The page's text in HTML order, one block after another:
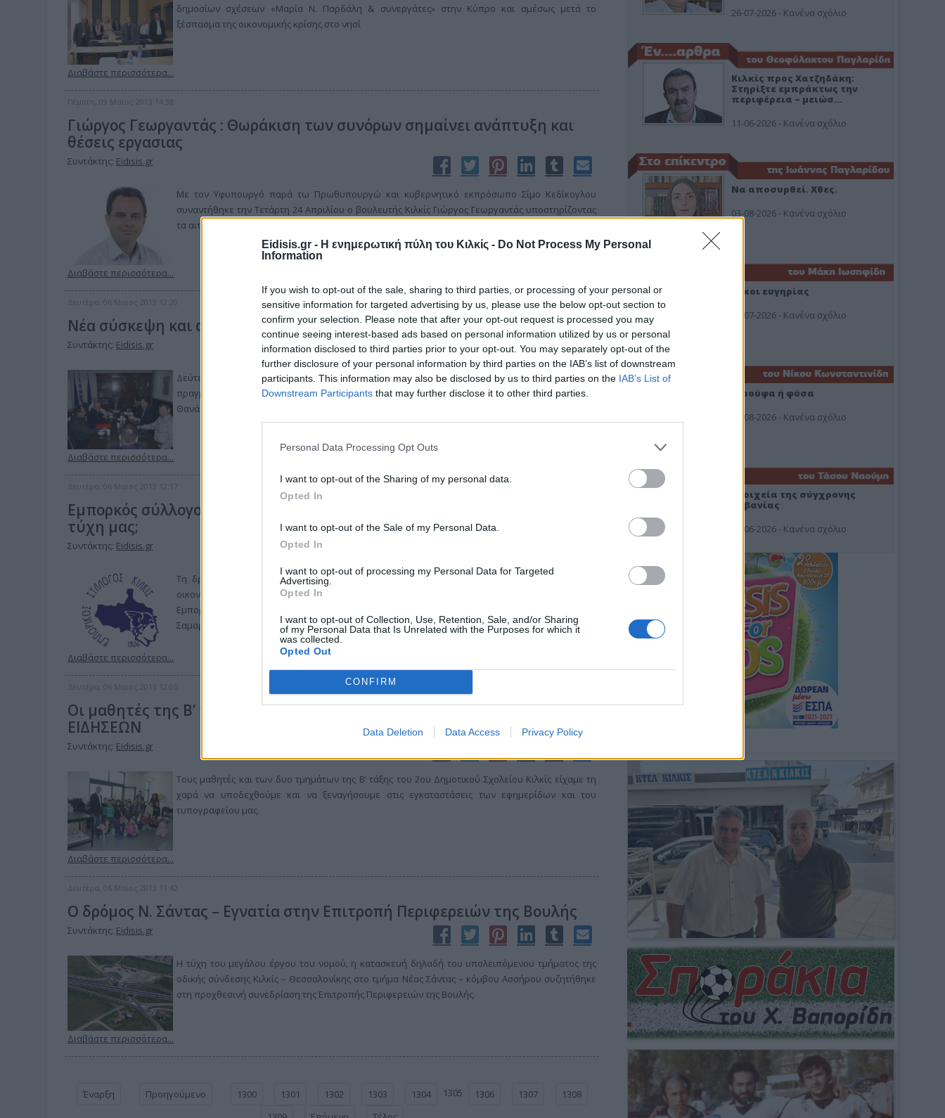
Eidisis.gr - Η ενημερωτική πύλη του Κιλκίς - Do Not Process My Personal
Information
If you wish to opt-out of the sale, sharing to third parties, or processing of your personal or
sensitive information for targeted advertising by us, please use the below opt-out section to
confirm your selection. Please note that after your opt-out request is processed you may
continue seeing interest-based ads based on personal information utilized by us or personal
information disclosed to third parties prior to your opt-out. You may separately opt-out of the
further disclosure of your personal information by third parties on the IAB’s list of downstream
participants. This information may also be disclosed by us to third parties on the IAB’s List of
Downstream Participants that may further disclose it to other third parties.
Personal Data Processing Opt Outs
I want to opt-out of the Sharing of my personal data.
Opted In
I want to opt-out of the Sale of my Personal Data.
Opted In
I want to opt-out of processing my Personal Data for Targeted
Advertising.
Opted In
I want to opt-out of Collection, Use, Retention, Sale, and/or Sharing
of my Personal Data that Is Unrelated with the Purposes for which it
was collected.
Opted Out
CONFIRM
Data Deletion Data Access Privacy Policy
δημοσίων σχέσεων «Μαρία Ν. Παρδάλη & συνεργάτες» στην Κύπρο και αμέσως μετά το
ξέσπασμα της οικονομικής κρίσης στο νησί
Διαβάστε περισσότερα...
Πέμπτη, 09 Μαϊος 2013 14:38
Γιώργος Γεωργαντάς : Θωράκιση των συνόρων σημαίνει ανάπτυξη και
θέσεις εργασιας
Συντάκτης: Eidisis.gr
Με τον Υφυπουργό παρά τω Πρωθυπουργώ και κυβερνητικό εκπρόσωπο Σίμο Κεδίκογλου
συναντήθηκε την Τετάρτη 24 Απριλίου ο βουλευτής Κιλκίς Γιώργος Γεωργαντάς υποστηρίζοντας
τα αιτήματα του Συνδέσμου Βιοτεχνιών και Βιομηχανιών Ακριτικών Περιοχών.
Διαβάστε περισσότερα...
Δευτέρα, 06 Μαϊος 2013 12:20
Νέα σύσκεψη και αποφάσεις για τα κουνούπια στο δήμο Παιονίας
Συντάκτης: Eidisis.gr
Δεύτερη σύσκεψη με θέμα την αντιμετώπιση και καταπολέμηση των κουνουπιών
πραγματοποιήθηκε, μέσα σε διάστημα μιας εβδομάδας, στο γραφείο του Δημάρχου Παιονίας,
Θανάση Λαπόρδα, παρουσία αυτή τη φορά του Αντιπεριφερειάρχη Χρ. Γκουντενούδη,
Διαβάστε περισσότερα...
Δευτέρα, 06 Μαϊος 2013 12:17
Εμπορκός σύλλογος Κιλκίς : Αργοπεθαίνει το Κιλκίς Θα μας αφήσετε στην
τύχη μας;
Συντάκτης: Eidisis.gr
Τη δραματική κατάσταση στην οποία περιήλθε η αγορά ως απόρροια και της γενικότερης
οικονομικής κρίσης, αλλά και τω ιδιαιτεροτήτων στο ν. Κιλκίς περιγράφει η διοίκηση του
Εμπορικού Συλλόγου Κιλκίς στο υπόμνημα που απέστειλε προς τον Πρωθυπουργό Αντώνη
Σαμαρά.
Διαβάστε περισσότερα...
Δευτέρα, 06 Μαϊος 2013 12:05
Οι μαθητές της Β’ τάξης του 2ου Δημοτικού Κιλκίς στα γραφεία των
ΕΙΔΗΣΕΩΝ
Συντάκτης: Eidisis.gr
Τους μαθητές και των δυο τμημάτων της Β’ τάξης του 2ου Δημοτικού Σχολείου Κιλκίς είχαμε τη
χαρά να υποδεχθούμε και να ξεναγήσουμε στις εγκαταστάσεις των εφημερίδων και του
τυπογραφείου μας.
Διαβάστε περισσότερα...
Δευτέρα, 06 Μαϊος 2013 11:42
Ο δρόμος Ν. Σάντας – Εγνατία στην Επιτροπή Περιφερειών της Βουλής
Συντάκτης: Eidisis.gr
Η τύχη του μεγάλου έργου του νομού, η κατασκευή δηλαδή του υπολειπόμενου τμήματος της
οδικής σύνδεσης Κιλκίς – Θεσσαλονίκης στο τμήμα Νέας Σάντας – κόμβου Ασσήρου συζητήθηκε
στη προχθεσινή συνεδρίαση της Επιτροπής Περιφερειών της Βουλής.
Διαβάστε περισσότερα...
Έναρξη Προηγούμενο 1300 1301 1302 1303 1304 1305 1306 1307
1308
26-07-2026 - Κανένα σχόλιο
Κιλκίς προς Χατζηδάκη:
Στηρίξτε εμπράκτως την
περιφέρεια – μειώσ…
11-06-2026 - Κανένα σχόλιο
Να αποσυρθεί. Χθες.
03-08-2026 - Κανένα σχόλιο
Οίκοι ευγηρίας
24-07-2026 - Κανένα σχόλιο
Ή ρούφα ή φύσα
03-08-2026 - Κανένα σχόλιο
Στοιχεία της σύγχρονης
Αλβανίας
19-06-2026 - Κανένα σχόλιο